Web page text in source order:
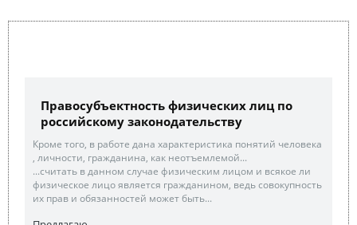
Правосубъектность физических лиц по
российскому законодательству
Кроме того, в работе дана характеристика понятий человека
, личности, гражданина, как неотъемлемой...
...считать в данном случае физическим лицом и всякое ли
физическое лицо является гражданином, ведь совокупность
их прав и обязанностей может быть...